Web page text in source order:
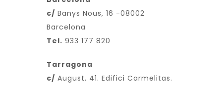
c/ Banys Nous, 16 -08002
Barcelona
Tel. 933 177 820
Tarragona
c/ August, 41. Edifici Carmelitas.